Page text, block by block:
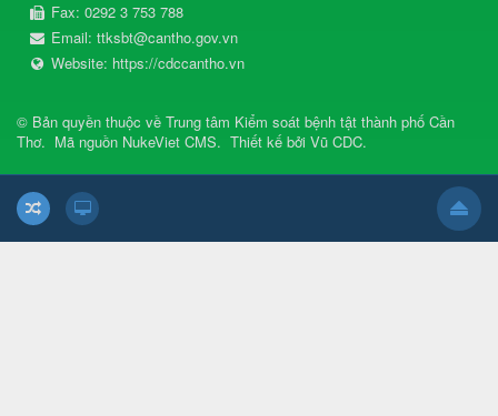
Fax: 0292 3 753 788
Email: ttksbt@cantho.gov.vn
Website: https://cdccantho.vn
© Bản quyền thuộc về Trung tâm Kiểm soát bệnh tật thành phố Cần
Thơ. Mã nguồn NukeViet CMS. Thiết kế bởi Vũ CDC.